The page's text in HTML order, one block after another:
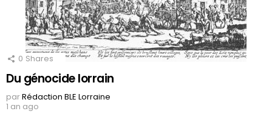
0 Shares
Du génocide lorrain
parRédaction BLE Lorraine
1 an ago